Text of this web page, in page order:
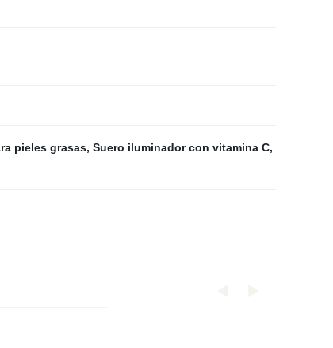
pieles grasas, Suero iluminador con vitamina C,